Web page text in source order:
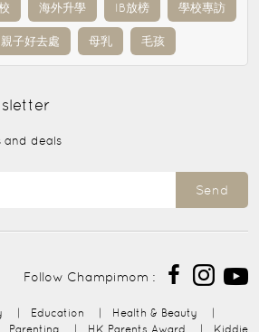
海外升學 IB放榜 學校專訪
親子好去處 母乳 毛孩
and deals
Send
Follow Champimom :
Education Health & Beauty
Parenting HK Parents Award Kiddie